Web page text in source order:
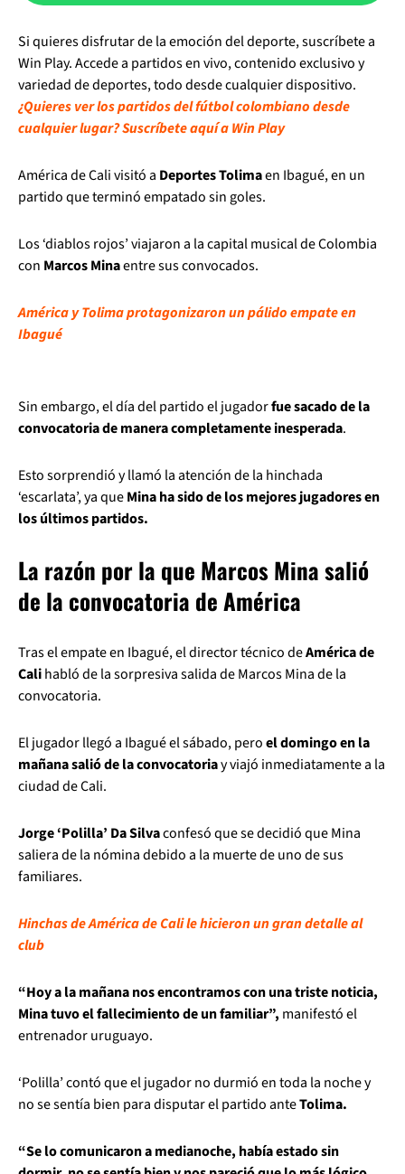
Si quieres disfrutar de la emoción del deporte, suscríbete a
Win Play. Accede a partidos en vivo, contenido exclusivo y
variedad de deportes, todo desde cualquier dispositivo.
¿Quieres ver los partidos del fútbol colombiano desde
cualquier lugar? Suscríbete aquí a Win Play
América de Cali visitó a Deportes Tolimaen Ibagué, en un
partido que terminó empatado sin goles.
Los ‘diablos rojos’ viajaron a la capital musical de Colombia
con Marcos Minaentre sus convocados.
América y Tolima protagonizaron un pálido empate en
Ibagué
Sin embargo, el día del partido el jugadorfue sacado de la
convocatoria de manera completamente inesperada.
Esto sorprendió y llamó la atención de la hinchada
‘escarlata’, ya queMina ha sido de los mejores jugadores en
los últimos partidos.
La razón por la que Marcos Mina salió
de la convocatoria de América
Tras el empate en Ibagué, el director técnico deAmérica de
Calihabló de la sorpresiva salida de Marcos Mina de la
convocatoria.
El jugador llegó a Ibagué el sábado, peroel domingo en la
mañana salió de la convocatoriay viajó inmediatamente a la
ciudad de Cali.
Jorge ‘Polilla’ Da Silvaconfesó que se decidió que Mina
saliera de la nómina debido a la muerte de uno de sus
familiares.
Hinchas de América de Cali le hicieron un gran detalle al
club
“Hoy a la mañana nos encontramos con una triste noticia,
Mina tuvo el fallecimiento de un familiar”, manifestó el
entrenador uruguayo.
‘Polilla’ contó que el jugador no durmió en toda la noche y
no se sentía bien para disputar el partido anteTolima.
“Se lo comunicaron a medianoche, había estado sin